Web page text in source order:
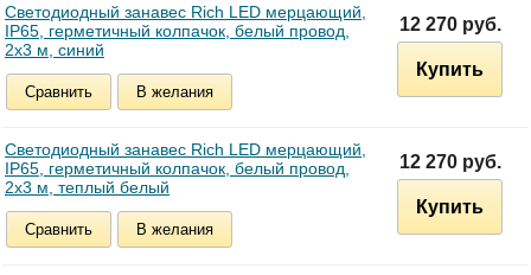
Светодиодный занавес Rich LED мерцающий,
IP65, герметичный колпачок, белый провод,
2х3 м, синий
Сравнить В желания
12 270 руб.
Купить
Светодиодный занавес Rich LED мерцающий,
IP65, герметичный колпачок, белый провод,
2х3 м, теплый белый
Сравнить В желания
12 270 руб.
Купить